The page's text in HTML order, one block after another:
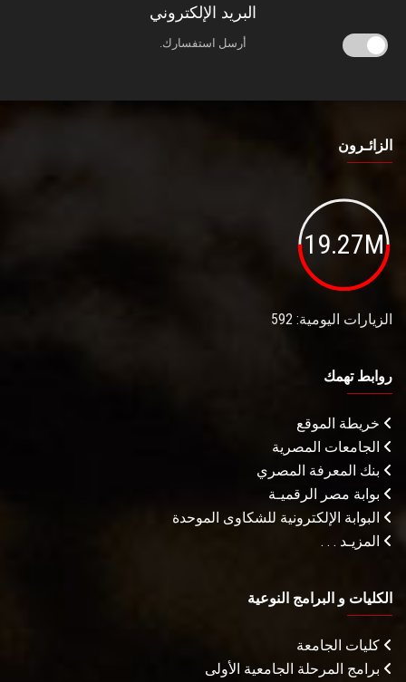
البريد الإلكتروني
أرسل استفسارك.
الزائـرون
19.27M
الزيارات اليومية: 592
روابط تهمك
خريطة الموقع
الجامعات المصرية
بنك المعرفة المصري
بوابة مصر الرقميـة
البوابة الإلكترونية للشكاوى الموحدة
المزيـد . . .
الكليات و البرامج النوعية
كليات الجامعة
برامج المرحلة الجامعية الأولى